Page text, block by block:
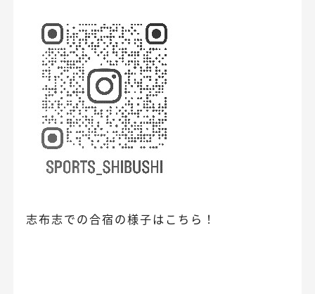
志布志での合宿の様子はこちら！